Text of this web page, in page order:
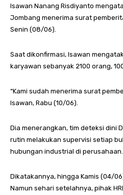
Isawan Nanang Risdiyanto
Jombang menerima surat
Senin (08/06).
Saat dikonfirmasi, Isawan
karyawan sebanyak 2100 orang,
“Kami sudah menerima surat
Isawan, Rabu (10/06).
Dia menerangkan, tim deteksi dini
rutin melakukan supervisi setiap
hubungan industrial di perusahaan.
Dikatakannya, hingga Kamis (04/
Namun sehari setelahnya, pihak